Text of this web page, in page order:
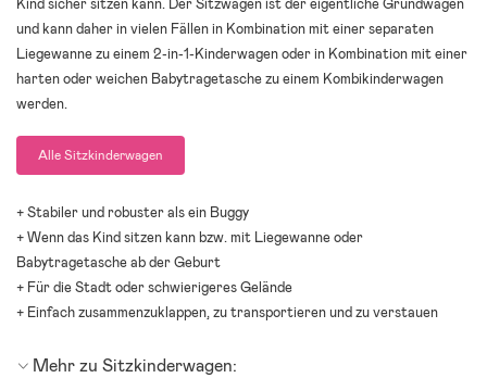
und kann daher in vielen Fällen in Kombination mit einer separaten
Liegewanne zu einem 2-in-1-Kinderwagen oder in Kombination mit einer
harten oder weichen Babytragetasche zu einem Kombikinderwagen
werden.
Alle Sitzkinderwagen
+ Stabiler und robuster als ein Buggy
+ Wenn das Kind sitzen kann bzw. mit Liegewanne oder
Babytragetasche ab der Geburt
+ Für die Stadt oder schwierigeres Gelände
+ Einfach zusammenzuklappen, zu transportieren und zu verstauen
Mehr zu Sitzkinderwagen: